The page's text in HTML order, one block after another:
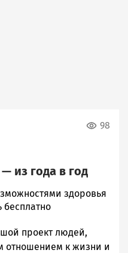
98
из года в год
здоровья
бесплатно
проект людей,
отношением к жизни и